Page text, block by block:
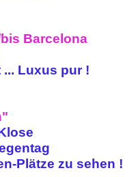
Barcelona
... Luxus pur !
Plätze zu sehen !